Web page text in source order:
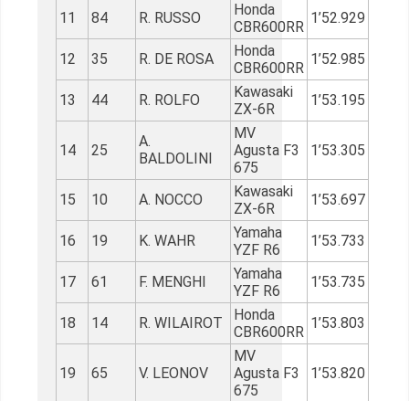
11 84 R. RUSSO
Honda
CBR600RR
1’52.929
12 35 R. DE ROSA
Honda
CBR600RR
1’52.985
13 44 R. ROLFO
Kawasaki
ZX-6R
1’53.195
14 25
A.
BALDOLINI
MV
Agusta F3
675
1’53.305
15 10 A. NOCCO
Kawasaki
ZX-6R
1’53.697
16 19 K. WAHR
Yamaha
YZF R6
1’53.733
17 61 F. MENGHI
Yamaha
YZF R6
1’53.735
18 14 R. WILAIROT
Honda
CBR600RR
1’53.803
19 65 V. LEONOV
MV
Agusta F3
675
1’53.820